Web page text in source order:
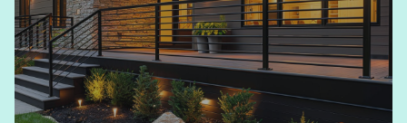
EN SAVOIR +